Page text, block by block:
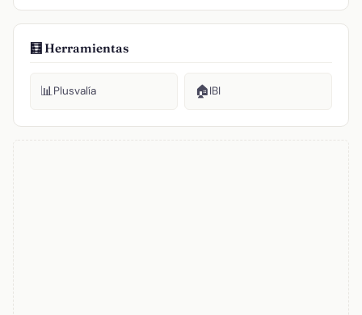
🧮 Herramientas
📊Plusvalía 🏠IBI